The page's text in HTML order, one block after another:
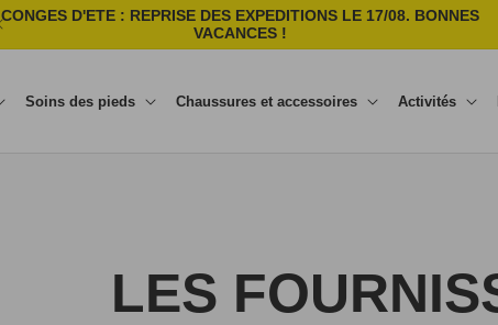
CONGES D'ETE : REPRISE DES EXPEDITIONS LE 17/08. BONNES
VACANCES !
Soins des pieds Chaussures et accessoires Activités
LES